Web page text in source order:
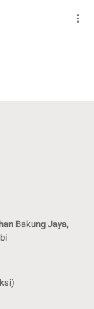
Bakung Jaya,